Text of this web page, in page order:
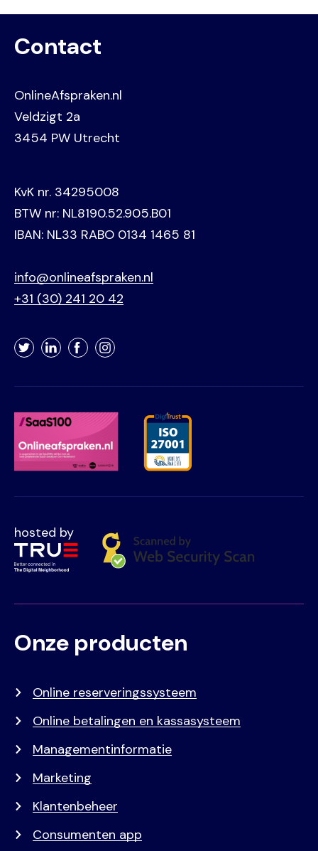
Contact
OnlineAfspraken.nl
Veldzigt 2a
3454 PW Utrecht
KvK nr. 34295008
BTW nr: NL8190.52.905.B01
IBAN: NL33 RABO 0134 1465 81
info@onlineafspraken.nl
+31 (30) 241 20 42
TwitterLinkedInFacebookInstagram
hosted by
Voet
Primair
Onze producten
Online reserveringssysteem
Online betalingen en kassasysteem
Managementinformatie
Marketing
Klantenbeheer
Consumenten app